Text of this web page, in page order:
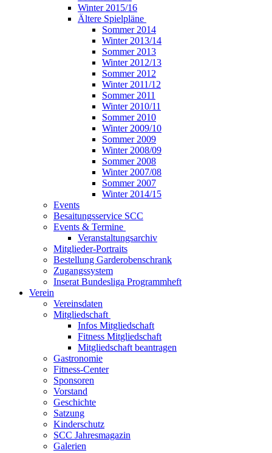
Winter 2015/16
Ältere Spielpläne
Sommer 2014
Winter 2013/14
Sommer 2013
Winter 2012/13
Sommer 2012
Winter 2011/12
Sommer 2011
Winter 2010/11
Sommer 2010
Winter 2009/10
Sommer 2009
Winter 2008/09
Sommer 2008
Winter 2007/08
Sommer 2007
Winter 2014/15
Events
Besaitungsservice SCC
Events & Termine
Veranstaltungsarchiv
Mitglieder-Portraits
Bestellung Garderobenschrank
Zugangssystem
Inserat Bundesliga Programmheft
Verein
Vereinsdaten
Mitgliedschaft
Infos Mitgliedschaft
Fitness Mitgliedschaft
Mitgliedschaft beantragen
Gastronomie
Fitness-Center
Sponsoren
Vorstand
Geschichte
Satzung
Kinderschutz
SCC Jahresmagazin
Galerien